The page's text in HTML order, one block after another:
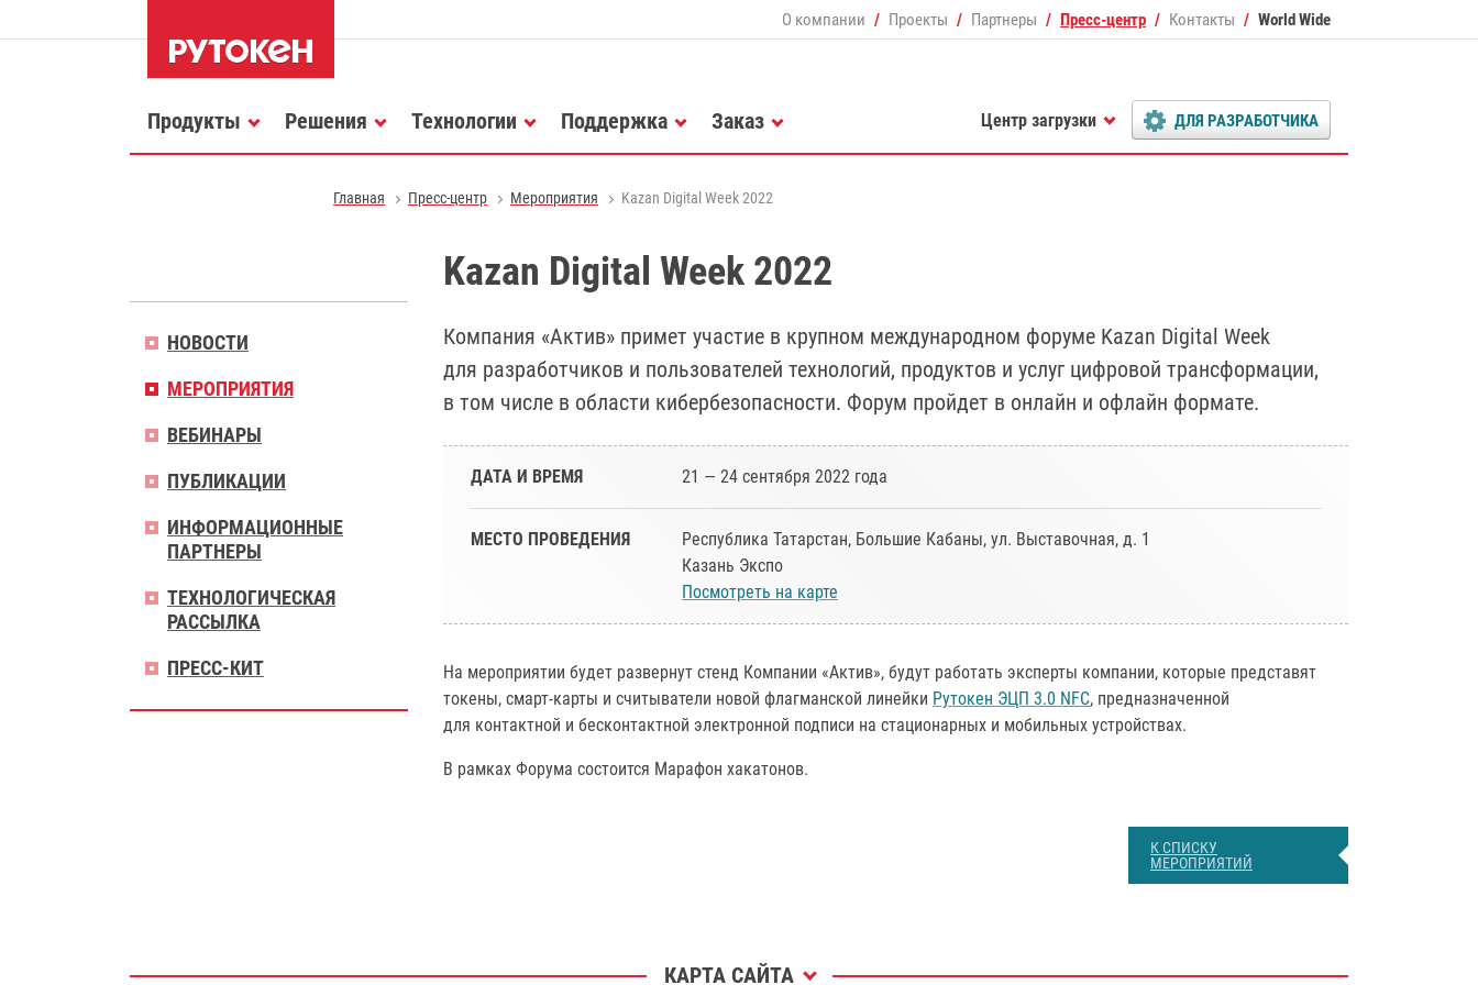
О компании Проекты Партнеры Пресс-центр Контакты World Wide
Продукты Решения Технологии Поддержка Заказ Центр загрузки ДЛЯ РАЗРАБОТЧИКА
Главная Пресс-центр Мероприятия Kazan Digital Week 2022
Kazan Digital Week 2022
Компания «Актив» примет участие в крупном международном форуме Kazan Digital Week
для разработчиков и пользователей технологий, продуктов и услуг цифровой трансформации,
в том числе в области кибербезопасности. Форум пройдет в онлайн и офлайн формате.
ДАТА И ВРЕМЯ 21 — 24 сентября 2022 года
МЕСТО ПРОВЕДЕНИЯ
Республика Татарстан, Большие Кабаны, ул. Выставочная, д. 1
Казань Экспо
Посмотреть на карте
На мероприятии будет развернут стенд Компании «Актив», будут работать эксперты компании, которые представят
токены, смарт-карты и считыватели новой флагманской линейки Рутокен ЭЦП 3.0 NFC, предназначенной
для контактной и бесконтактной электронной подписи на стационарных и мобильных устройствах.
В рамках Форума состоится Марафон хакатонов.
К СПИСКУ
МЕРОПРИЯТИЙ
НОВОСТИ
МЕРОПРИЯТИЯ
ВЕБИНАРЫ
ПУБЛИКАЦИИ
ИНФОРМАЦИОННЫЕ
ПАРТНЕРЫ
ТЕХНОЛОГИЧЕСКАЯ
РАССЫЛКА
ПРЕСС-КИТ
КАРТА САЙТА